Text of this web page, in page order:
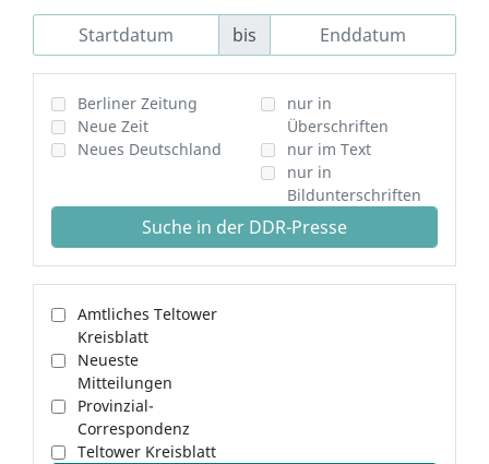
bis
Berliner Zeitung
Neue Zeit
Neues Deutschland
nur in
Überschriften
nur im Text
nur in
Bildunterschriften
Suche in der DDR-Presse
Amtliches Teltower
Kreisblatt
Neueste
Mitteilungen
Provinzial-
Correspondenz
Teltower Kreisblatt